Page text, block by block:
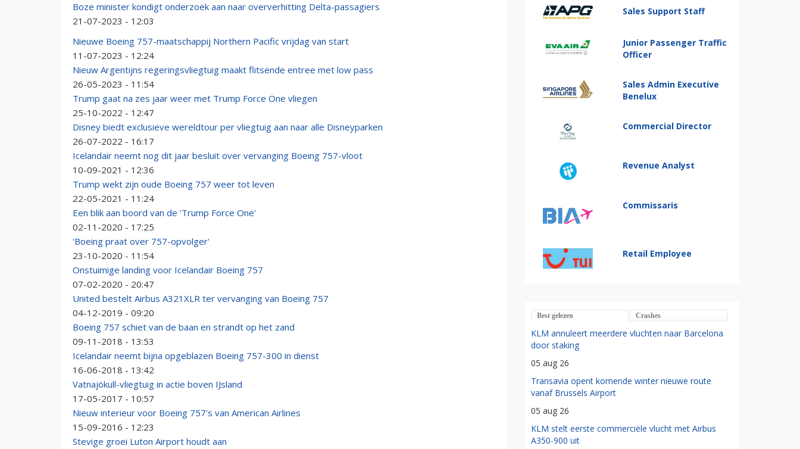
Boze minister kondigt onderzoek aan naar oververhitting Delta-passagiers
21-07-2023 - 12:03
Nieuwe Boeing 757-maatschappij Northern Pacific vrijdag van start
11-07-2023 - 12:24
Nieuw Argentijns regeringsvliegtuig maakt flitsende entree met low pass
26-05-2023 - 11:54
Trump gaat na zes jaar weer met Trump Force One vliegen
25-10-2022 - 12:47
Disney biedt exclusieve wereldtour per vliegtuig aan naar alle Disneyparken
26-07-2022 - 16:17
Icelandair neemt nog dit jaar besluit over vervanging Boeing 757-vloot
10-09-2021 - 12:36
Trump wekt zijn oude Boeing 757 weer tot leven
22-05-2021 - 11:24
Een blik aan boord van de 'Trump Force One'
02-11-2020 - 17:25
'Boeing praat over 757-opvolger'
23-10-2020 - 11:54
Onstuimige landing voor Icelandair Boeing 757
07-02-2020 - 20:47
United bestelt Airbus A321XLR ter vervanging van Boeing 757
04-12-2019 - 09:20
Boeing 757 schiet van de baan en strandt op het zand
09-11-2018 - 13:53
Icelandair neemt bijna opgeblazen Boeing 757-300 in dienst
16-06-2018 - 13:42
Vatnajökull-vliegtuig in actie boven IJsland
17-05-2017 - 10:57
Nieuw interieur voor Boeing 757's van American Airlines
15-09-2016 - 12:23
Stevige groei Luton Airport houdt aan
Sales Support Staff
Junior Passenger Traffic
Officer
Sales Admin Executive
Benelux
Commercial Director
Revenue Analyst
Commissaris
Retail Employee
Best gelezen Crashes
KLM annuleert meerdere vluchten naar Barcelona
door staking
05 aug 26
Transavia opent komende winter nieuwe route
vanaf Brussels Airport
05 aug 26
KLM stelt eerste commerciële vlucht met Airbus
A350-900 uit